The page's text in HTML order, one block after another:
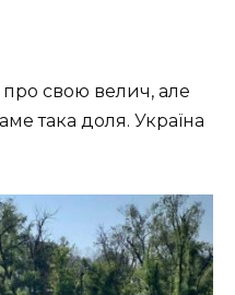
свою велич, але
така доля. Україна